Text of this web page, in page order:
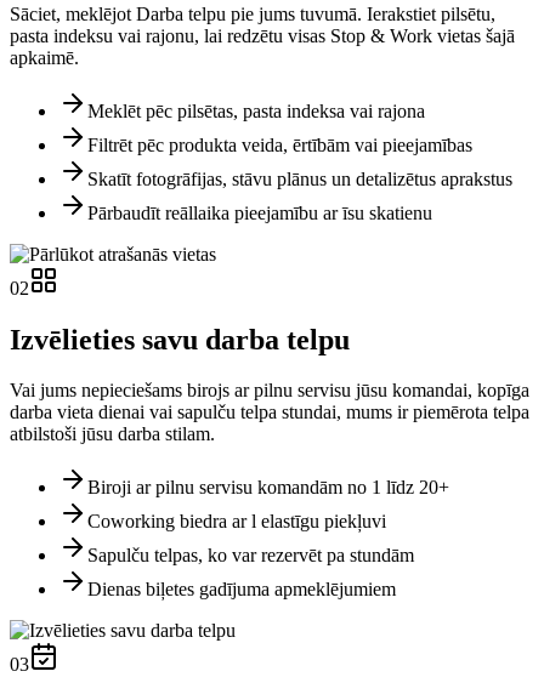
Sāciet, meklējot Darba telpu pie jums tuvumā. Ierakstiet pilsētu,
pasta indeksu vai rajonu, lai redzētu visas Stop & Work vietas šajā
apkaimē.
Meklēt pēc pilsētas, pasta indeksa vai rajona
Filtrēt pēc produkta veida, ērtībām vai pieejamības
Skatīt fotogrāfijas, stāvu plānus un detalizētus aprakstus
Pārbaudīt reāllaika pieejamību ar īsu skatienu
02
Izvēlieties savu darba telpu
Vai jums nepieciešams birojs ar pilnu servisu jūsu komandai, kopīga
darba vieta dienai vai sapulču telpa stundai, mums ir piemērota telpa
atbilstoši jūsu darba stilam.
Biroji ar pilnu servisu komandām no 1 līdz 20+
Coworking biedra ar l elastīgu piekļuvi
Sapulču telpas, ko var rezervēt pa stundām
Dienas biļetes gadījuma apmeklējumiem
03